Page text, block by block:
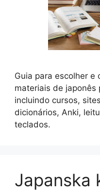
Guia para escolher e
materiais de japonês
incluindo cursos,
dicionários, Anki,
teclados.
Japanska